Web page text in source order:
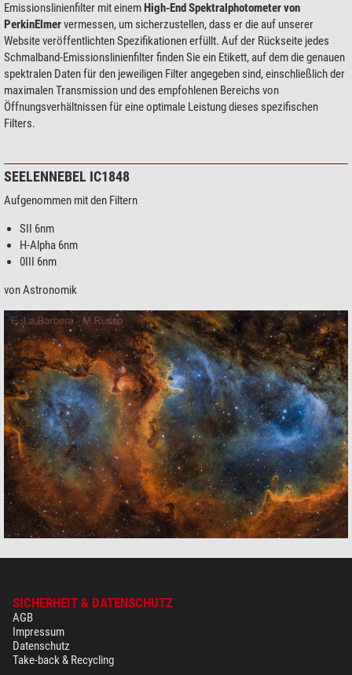
Emissionslinienfilter mit einemHigh-End Spektralphotometer von
PerkinElmervermessen, um sicherzustellen, dass er die auf unserer
Website veröffentlichten Spezifikationen erfüllt. Auf der Rückseite jedes
Schmalband-Emissionslinienfilter finden Sie ein Etikett, auf dem die genauen
spektralen Daten für den jeweiligen Filter angegeben sind, einschließlich der
maximalen Transmission und des empfohlenen Bereichs von
Öffnungsverhältnissen für eine optimale Leistung dieses spezifischen
Filters.
SEELENNEBEL IC1848
Aufgenommen mit den Filtern
SII 6nm
H-Alpha 6nm
0III 6nm
von Astronomik
SICHERHEIT & DATENSCHUTZ
AGB
Impressum
Datenschutz
Take-back & Recycling